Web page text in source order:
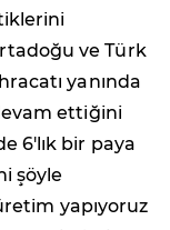
ve Türk
yanında
ettiğini
6'lık bir paya
şöyle
yapıyoruz